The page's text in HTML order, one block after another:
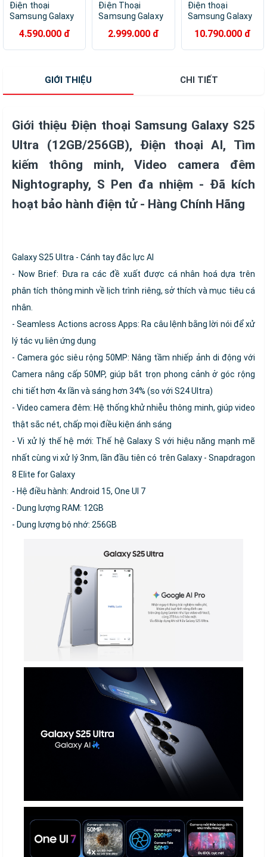
Điện thoại
Samsung Galaxy
(4GB/128GB) -
Hàng chính hãng
4.590.000 đ
Điện Thoại
Samsung Galaxy
- Hàng Chính
Hãng
2.999.000 đ
Điện thoại
Samsung Galaxy
(8GB/128GB) -
Hàng chính hãng
10.790.000 đ
GIỚI THIỆU CHI TIẾT
Giới thiệu Điện thoại Samsung Galaxy S25
Ultra (12GB/256GB), Điện thoại AI, Tìm
kiếm thông minh, Video camera đêm
Nightography, S Pen đa nhiệm - Đã kích
hoạt bảo hành điện tử - Hàng Chính Hãng
Galaxy S25 Ultra - Cánh tay đắc lực AI
- Now Brief: Đưa ra các đề xuất được cá nhân hoá dựa trên
phân tích thông minh về lịch trình riêng, sở thích và mục tiêu cá
nhân.
- Seamless Actions across Apps: Ra câu lệnh bằng lời nói để xử
lý tác vụ liên ứng dụng
- Camera góc siêu rộng 50MP: Nâng tầm nhiếp ảnh di động với
Camera nâng cấp 50MP, giúp bắt trọn phong cảnh ở góc rộng
chi tiết hơn 4x lần và sáng hơn 34% (so với S24 Ultra)
- Video camera đêm: Hệ thống khử nhiễu thông minh, giúp video
thật sắc nét, chấp mọi điều kiện ánh sáng
- Vi xử lý thế hệ mới: Thế hệ Galaxy S với hiệu năng mạnh mẽ
nhất cùng vi xử lý 3nm, lần đầu tiên có trên Galaxy - Snapdragon
8 Elite for Galaxy
- Hệ điều hành: Android 15, One UI 7
- Dung lượng RAM: 12GB
- Dung lượng bộ nhớ: 256GB